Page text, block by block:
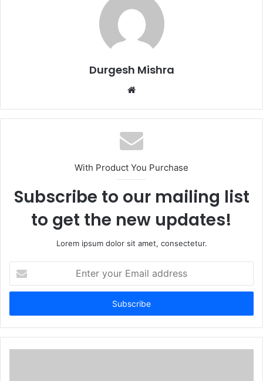
Durgesh Mishra
Website
With Product You Purchase
Subscribe to our mailing list
to get the new updates!
Lorem ipsum dolor sit amet, consectetur.
your
Email